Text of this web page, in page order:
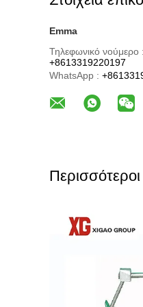
Emma
Τηλεφωνικό νούμερο :
+8613319220197
WhatsApp :